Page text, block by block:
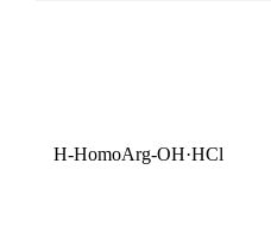
H-HomoArg-OH·HCl